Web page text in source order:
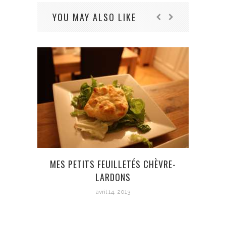
YOU MAY ALSO LIKE
MES PETITS FEUILLETÉS CHÈVRE-
LARDONS
avril 14, 2013